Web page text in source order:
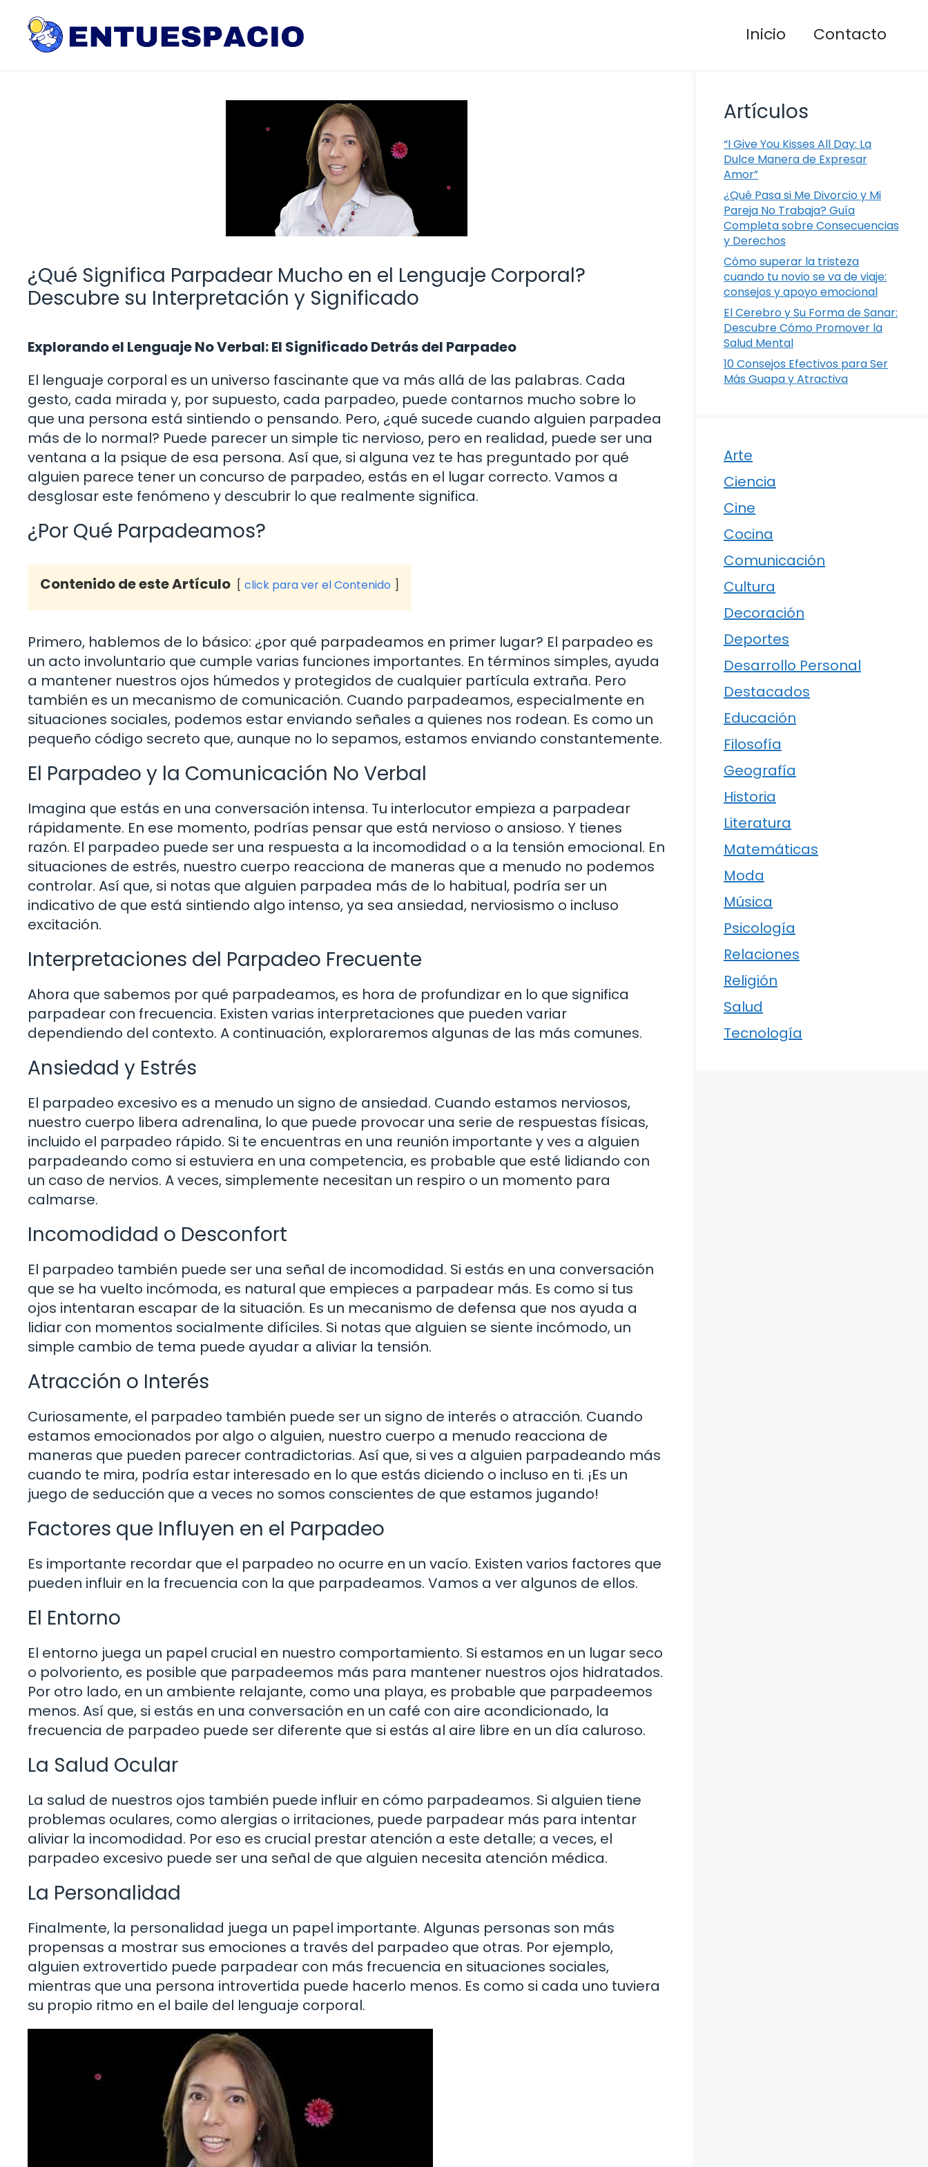
contenido
Inicio Contacto
¿Qué Significa Parpadear Mucho en el Lenguaje Corporal?
Descubre su Interpretación y Significado
Explorando el Lenguaje No Verbal: El Significado Detrás del Parpadeo
El lenguaje corporal es un universo fascinante que va más allá de las palabras. Cada
gesto, cada mirada y, por supuesto, cada parpadeo, puede contarnos mucho sobre lo
que una persona está sintiendo o pensando. Pero, ¿qué sucede cuando alguien parpadea
más de lo normal? Puede parecer un simple tic nervioso, pero en realidad, puede ser una
ventana a la psique de esa persona. Así que, si alguna vez te has preguntado por qué
alguien parece tener un concurso de parpadeo, estás en el lugar correcto. Vamos a
desglosar este fenómeno y descubrir lo que realmente significa.
¿Por Qué Parpadeamos?
Contenido de este Artículo click para ver el Contenido
Primero, hablemos de lo básico: ¿por qué parpadeamos en primer lugar? El parpadeo es
un acto involuntario que cumple varias funciones importantes. En términos simples, ayuda
a mantener nuestros ojos húmedos y protegidos de cualquier partícula extraña. Pero
también es un mecanismo de comunicación. Cuando parpadeamos, especialmente en
situaciones sociales, podemos estar enviando señales a quienes nos rodean. Es como un
pequeño código secreto que, aunque no lo sepamos, estamos enviando constantemente.
El Parpadeo y la Comunicación No Verbal
Imagina que estás en una conversación intensa. Tu interlocutor empieza a parpadear
rápidamente. En ese momento, podrías pensar que está nervioso o ansioso. Y tienes
razón. El parpadeo puede ser una respuesta a la incomodidad o a la tensión emocional. En
situaciones de estrés, nuestro cuerpo reacciona de maneras que a menudo no podemos
controlar. Así que, si notas que alguien parpadea más de lo habitual, podría ser un
indicativo de que está sintiendo algo intenso, ya sea ansiedad, nerviosismo o incluso
excitación.
Interpretaciones del Parpadeo Frecuente
Ahora que sabemos por qué parpadeamos, es hora de profundizar en lo que significa
parpadear con frecuencia. Existen varias interpretaciones que pueden variar
dependiendo del contexto. A continuación, exploraremos algunas de las más comunes.
Ansiedad y Estrés
El parpadeo excesivo es a menudo un signo de ansiedad. Cuando estamos nerviosos,
nuestro cuerpo libera adrenalina, lo que puede provocar una serie de respuestas físicas,
incluido el parpadeo rápido. Si te encuentras en una reunión importante y ves a alguien
parpadeando como si estuviera en una competencia, es probable que esté lidiando con
un caso de nervios. A veces, simplemente necesitan un respiro o un momento para
calmarse.
Incomodidad o Desconfort
El parpadeo también puede ser una señal de incomodidad. Si estás en una conversación
que se ha vuelto incómoda, es natural que empieces a parpadear más. Es como si tus
ojos intentaran escapar de la situación. Es un mecanismo de defensa que nos ayuda a
lidiar con momentos socialmente difíciles. Si notas que alguien se siente incómodo, un
simple cambio de tema puede ayudar a aliviar la tensión.
Atracción o Interés
Curiosamente, el parpadeo también puede ser un signo de interés o atracción. Cuando
estamos emocionados por algo o alguien, nuestro cuerpo a menudo reacciona de
maneras que pueden parecer contradictorias. Así que, si ves a alguien parpadeando más
cuando te mira, podría estar interesado en lo que estás diciendo o incluso en ti. ¡Es un
juego de seducción que a veces no somos conscientes de que estamos jugando!
Factores que Influyen en el Parpadeo
Es importante recordar que el parpadeo no ocurre en un vacío. Existen varios factores que
pueden influir en la frecuencia con la que parpadeamos. Vamos a ver algunos de ellos.
El Entorno
El entorno juega un papel crucial en nuestro comportamiento. Si estamos en un lugar seco
o polvoriento, es posible que parpadeemos más para mantener nuestros ojos hidratados.
Por otro lado, en un ambiente relajante, como una playa, es probable que parpadeemos
menos. Así que, si estás en una conversación en un café con aire acondicionado, la
frecuencia de parpadeo puede ser diferente que si estás al aire libre en un día caluroso.
La Salud Ocular
La salud de nuestros ojos también puede influir en cómo parpadeamos. Si alguien tiene
problemas oculares, como alergias o irritaciones, puede parpadear más para intentar
aliviar la incomodidad. Por eso es crucial prestar atención a este detalle; a veces, el
parpadeo excesivo puede ser una señal de que alguien necesita atención médica.
La Personalidad
Finalmente, la personalidad juega un papel importante. Algunas personas son más
propensas a mostrar sus emociones a través del parpadeo que otras. Por ejemplo,
alguien extrovertido puede parpadear con más frecuencia en situaciones sociales,
mientras que una persona introvertida puede hacerlo menos. Es como si cada uno tuviera
su propio ritmo en el baile del lenguaje corporal.
Artículos
“I Give You Kisses All Day: La
Dulce Manera de Expresar
Amor”
¿Qué Pasa si Me Divorcio y Mi
Pareja No Trabaja? Guía
Completa sobre Consecuencias
y Derechos
Cómo superar la tristeza
cuando tu novio se va de viaje:
consejos y apoyo emocional
El Cerebro y Su Forma de Sanar:
Descubre Cómo Promover la
Salud Mental
10 Consejos Efectivos para Ser
Más Guapa y Atractiva
Arte
Ciencia
Cine
Cocina
Comunicación
Cultura
Decoración
Deportes
Desarrollo Personal
Destacados
Educación
Filosofía
Geografía
Historia
Literatura
Matemáticas
Moda
Música
Psicología
Relaciones
Religión
Salud
Tecnología